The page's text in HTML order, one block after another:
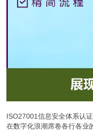
ISO27001信息安全体系认
在数字化浪潮席卷各行各业